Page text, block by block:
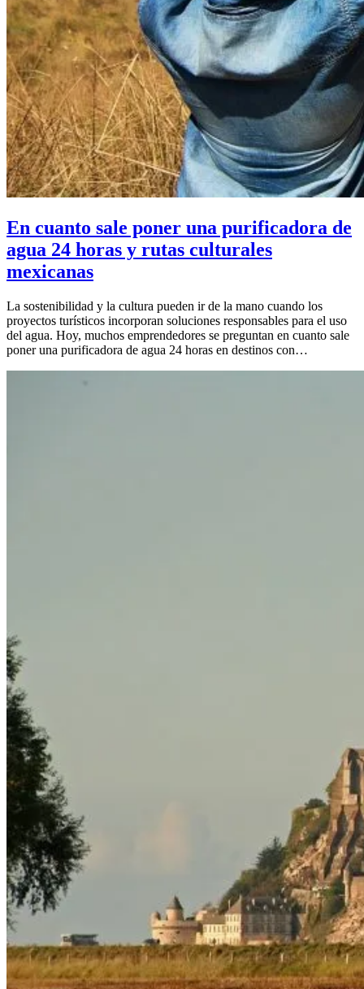
En cuanto sale poner una purificadora de
agua 24 horas y rutas culturales
mexicanas
La sostenibilidad y la cultura pueden ir de la mano cuando los
proyectos turísticos incorporan soluciones responsables para el uso
del agua. Hoy, muchos emprendedores se preguntan en cuanto sale
poner una purificadora de agua 24 horas en destinos con…